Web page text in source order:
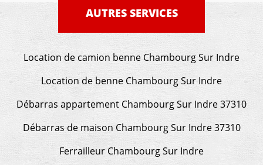
AUTRES SERVICES
Location de camion benne Chambourg Sur Indre
Location de benne Chambourg Sur Indre
Débarras appartement Chambourg Sur Indre 37310
Débarras de maison Chambourg Sur Indre 37310
Ferrailleur Chambourg Sur Indre